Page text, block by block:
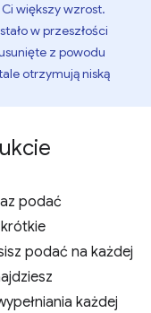
większy wzrost.
w przeszłości
z powodu
otrzymują niską
podać
podać na każdej
każdej